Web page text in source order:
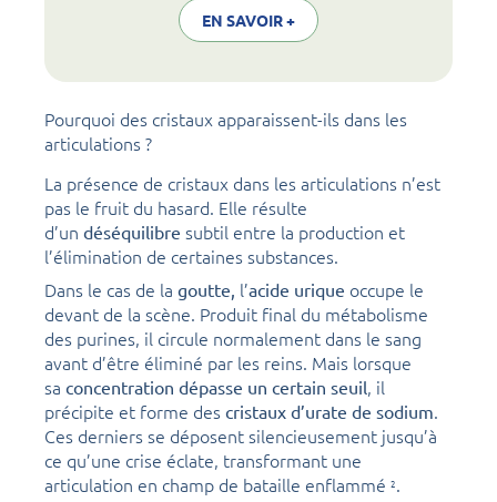
EN SAVOIR +
Pourquoi des cristaux apparaissent-ils dans les
articulations ?
La présence de cristaux dans les articulations n’est
pas le fruit du hasard. Elle résulte
d’un déséquilibre subtil entre la production et
l’élimination de certaines substances.
Dans le cas de la goutte, l’acide urique occupe le
devant de la scène. Produit final du métabolisme
des purines, il circule normalement dans le sang
avant d’être éliminé par les reins. Mais lorsque
sa concentration dépasse un certain seuil, il
précipite et forme des cristaux d’urate de sodium.
Ces derniers se déposent silencieusement jusqu’à
ce qu’une crise éclate, transformant une
articulation en champ de bataille enflammé 2.